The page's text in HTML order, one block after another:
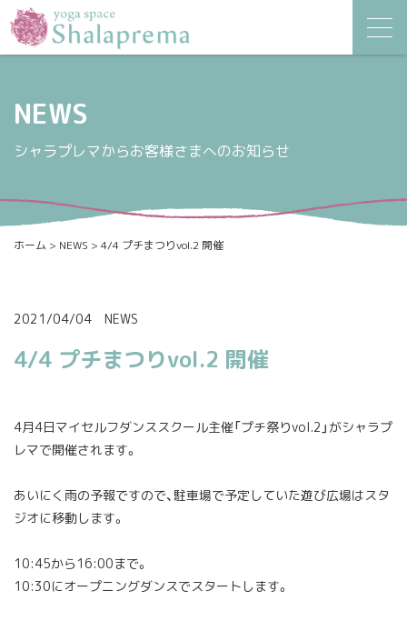
NEWS
シャラプレマからお客様さまへのお知らせ
ホーム > NEWS > 4/4 プチまつりvol.2 開催
2021/04/04 NEWS
4/4 プチまつりvol.2 開催
4月4日マイセルフダンススクール主催「プチ祭りvol.2」がシャラプ
レマで開催されます。
あいにく雨の予報ですので、駐車場で予定していた遊び広場はスタ
ジオに移動します。
10:45から16:00まで。
10:30にオープニングダンスでスタートします。